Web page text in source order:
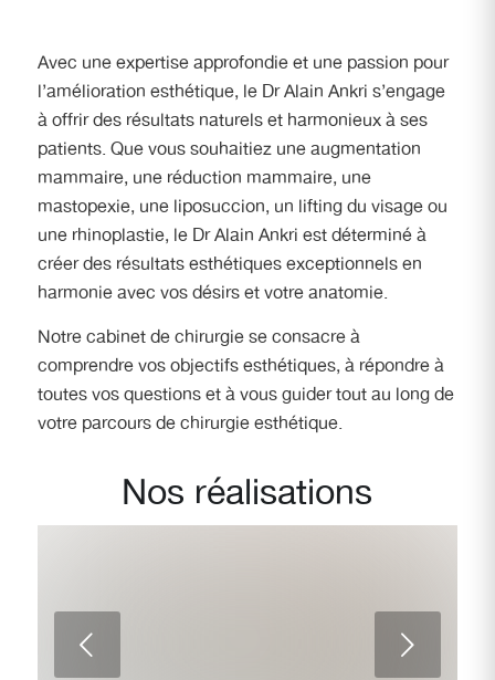
Avec une expertise approfondie et une passion pour
l’amélioration esthétique, le Dr Alain Ankri s’engage
à offrir des résultats naturels et harmonieux à ses
patients. Que vous souhaitiez une augmentation
mammaire, une réduction mammaire, une
mastopexie, une liposuccion, un lifting du visage ou
une rhinoplastie, le Dr Alain Ankri est déterminé à
créer des résultats esthétiques exceptionnels en
harmonie avec vos désirs et votre anatomie.
Notre cabinet de chirurgie se consacre à
comprendre vos objectifs esthétiques, à répondre à
toutes vos questions et à vous guider tout au long de
votre parcours de chirurgie esthétique.
Nos réalisations
post-op avant / après : opération